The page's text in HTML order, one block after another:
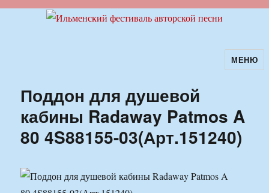
Ильменский фестиваль авторскойМЕНЮ
Поддон для душевой
кабины Radaway Patmos A
80 4S88155-03(Арт.151240)